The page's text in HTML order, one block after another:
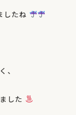
したね
、
した